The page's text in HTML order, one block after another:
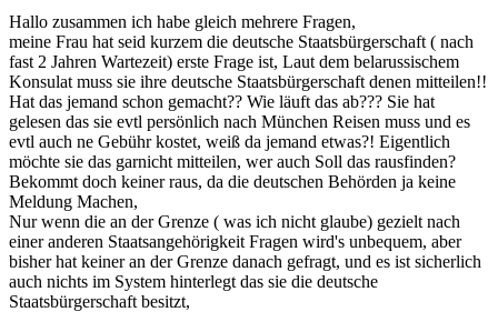
Hallo zusammen ich habe gleich mehrere Fragen,
meine Frau hat seid kurzem die deutsche Staatsbürgerschaft ( nach
fast 2 Jahren Wartezeit) erste Frage ist, Laut dem belarussischem
Konsulat muss sie ihre deutsche Staatsbürgerschaft denen mitteilen!!
Hat das jemand schon gemacht?? Wie läuft das ab??? Sie hat
gelesen das sie evtl persönlich nach München Reisen muss und es
evtl auch ne Gebühr kostet, weiß da jemand etwas?! Eigentlich
möchte sie das garnicht mitteilen, wer auch Soll das rausfinden?
Bekommt doch keiner raus, da die deutschen Behörden ja keine
Meldung Machen,
Nur wenn die an der Grenze ( was ich nicht glaube) gezielt nach
einer anderen Staatsangehörigkeit Fragen wird's unbequem, aber
bisher hat keiner an der Grenze danach gefragt, und es ist sicherlich
auch nichts im System hinterlegt das sie die deutsche
Staatsbürgerschaft besitzt,